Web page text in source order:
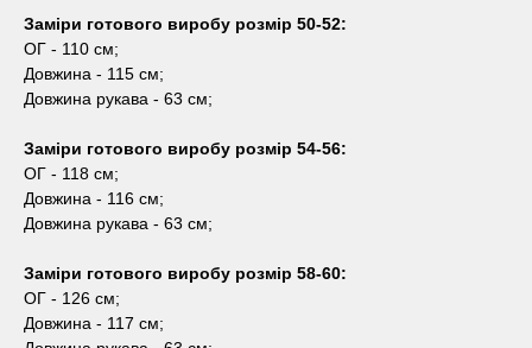
Заміри готового виробу розмір 50-52:
ОГ - 110 см;
Довжина - 115 см;
Довжина рукава - 63 см;
Заміри готового виробу розмір 54-56:
ОГ - 118 см;
Довжина - 116 см;
Довжина рукава - 63 см;
Заміри готового виробу розмір 58-60:
ОГ - 126 см;
Довжина - 117 см;